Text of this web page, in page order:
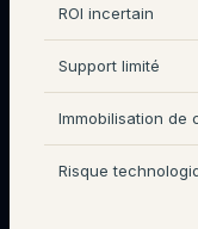
ROI incertain
Support limité
Immobilisation de
Risque